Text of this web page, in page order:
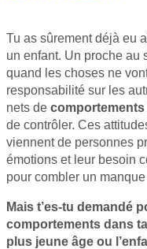
Tu as sûrement déjà eu
un enfant. Un proche au
quand les choses ne
responsabilité sur les
nets de
de contrôler. Ces
viennent de personnes
émotions et leur besoin
pour combler un
Mais t’es-tu demandé
comportements dans
plus jeune âge ou